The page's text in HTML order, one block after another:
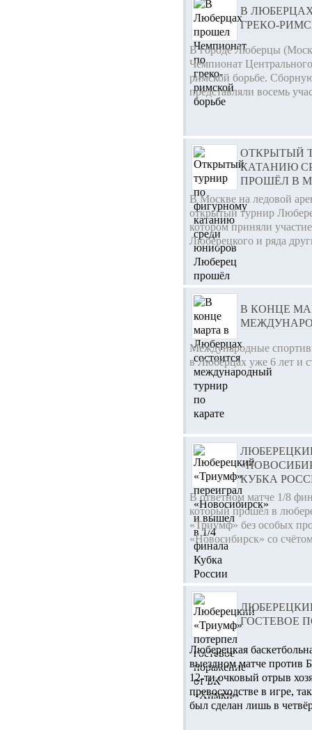
В
ГРЕКО-
В городе Люберцы
Чемпионат
римской борьбе.
представляли восемь
ОТКРЫТЫЙ
КАТАНИЮ
ПРОШЁЛ В
В Москве на ледовой
открытый турнир
котором приняли
Люберецкого и ряда
В КОНЦЕ
Международные
в Люберцах уже 6 лет и
КУБКА
В ответном матче 1/8
который прошёл в
«Триумф» без особых
«Новосибирск» со
ГОСТЕВОЕ
Люберецкая
выездном матче против
12-ти очковый отрыв
превосходстве в игре,
был сделан лишь в